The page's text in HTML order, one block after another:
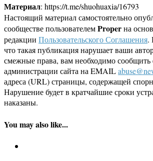
Материал: https://t.me/shuohuaxia/16793
Настоящий материал самостоятельно
сообществе пользователемProperна
редакции Пользовательского Соглашения.
что такая публикация нарушает ваши
смежные права, вам необходимо сообщить
администрации сайта на EMAIL
адреса (URL) страницы, содержащей
Нарушение будет в кратчайшие сроки
наказаны.
You may also like...